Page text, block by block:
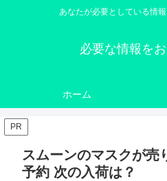
あなたが必要としている情
必要な情報を
ホーム
PR
スムーンのマスクが売
予約 次の入荷は？